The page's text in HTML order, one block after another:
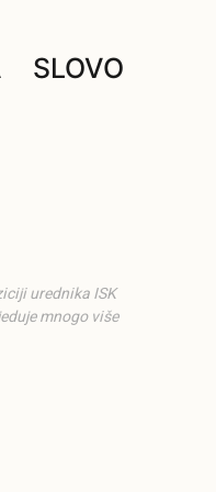
SLOVO
urednika ISK
mnogo više